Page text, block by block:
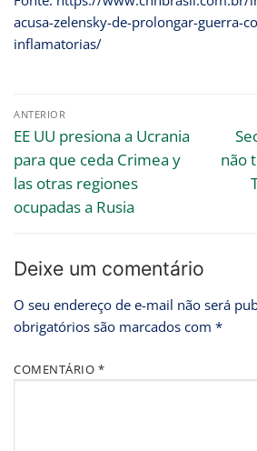
acusa-zelensky-de-prolongar-guerra-
inflamatorias/
ANTERIOR
EE UU presiona a Ucrania
para que ceda Crimea y
las otras regiones
ocupadas a Rusia
não
Deixe um comentário
O seu endereço de e-mail não será
obrigatórios são marcados com *
COMENTÁRIO *